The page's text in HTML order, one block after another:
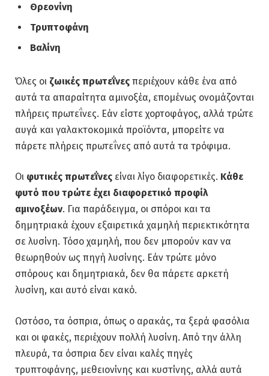
Θρεονίνη
Τρυπτοφάνη
Βαλίνη
Όλες οι ζωικές πρωτεΐνες περιέχουν κάθε ένα από
αυτά τα απαραίτητα αμινοξέα, επομένως ονομάζονται
πλήρεις πρωτεΐνες. Εάν είστε χορτοφάγος, αλλά τρώτε
αυγά και γαλακτοκομικά προϊόντα, μπορείτε να
πάρετε πλήρεις πρωτεΐνες από αυτά τα τρόφιμα.
Οι φυτικές πρωτεΐνες είναι λίγο διαφορετικές. Κάθε
φυτό που τρώτε έχει διαφορετικό προφίλ
αμινοξέων. Για παράδειγμα, οι σπόροι και τα
δημητριακά έχουν εξαιρετικά χαμηλή περιεκτικότητα
σε λυσίνη. Τόσο χαμηλή, που δεν μπορούν καν να
θεωρηθούν ως πηγή λυσίνης. Εάν τρώτε μόνο
σπόρους και δημητριακά, δεν θα πάρετε αρκετή
λυσίνη, και αυτό είναι κακό.
Ωστόσο, τα όσπρια, όπως ο αρακάς, τα ξερά φασόλια
και οι φακές, περιέχουν πολλή λυσίνη. Από την άλλη
πλευρά, τα όσπρια δεν είναι καλές πηγές
τρυπτοφάνης, μεθειονίνης και κυστίνης, αλλά αυτά